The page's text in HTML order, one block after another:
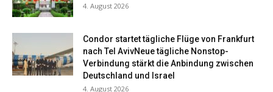
4. August 2026
Condor startet tägliche Flüge von Frankfurt
nach Tel AvivNeue tägliche Nonstop-
Verbindung stärkt die Anbindung zwischen
Deutschland und Israel
4. August 2026